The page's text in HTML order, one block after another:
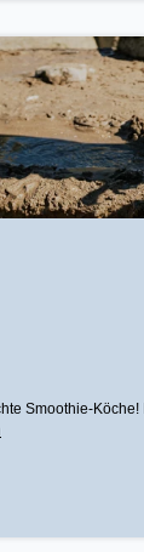
Smoothie-